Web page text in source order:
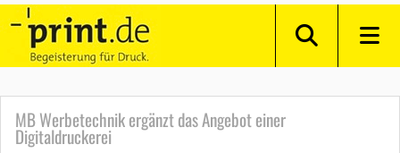
MB Werbetechnik ergänzt das Angebot einer
Digitaldruckerei